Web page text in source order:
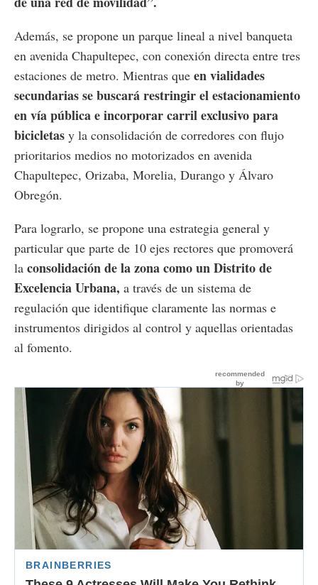
Además, se propone un parque lineal a nivel banqueta
en avenida Chapultepec, con conexión directa entre tres
estaciones de metro. Mientras que en vialidades
secundarias se buscará restringir el estacionamiento
en vía pública e incorporar carril exclusivo para
bicicletas y la consolidación de corredores con flujo
prioritarios medios no motorizados en avenida
Chapultepec, Orizaba, Morelia, Durango y Álvaro
Obregón.
Para lograrlo, se propone una estrategia general y
particular que parte de 10 ejes rectores que promoverá
la consolidación de la zona como un Distrito de
Excelencia Urbana, a través de un sistema de
regulación que identifique claramente las normas e
instrumentos dirigidos al control y aquellas orientadas
al fomento.